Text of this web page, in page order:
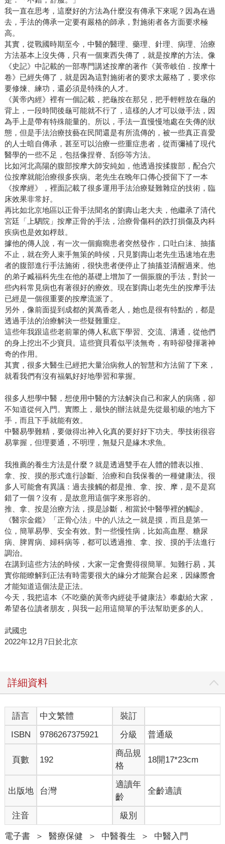
我一直在思考，這麼好的方法為什麼沒有傳承下來呢？因為在過
去，手法的傳承一定要有嚴格的師承，對施術者各方面要求極
高。
其實，從戰國時期至今，中醫的醫理、藥理、針理、病理、治療
方法基本上沒失傳，只有一個東西失傳了，就是按摩的方法。像
《史記》中記載的一部專門講述按摩的著作《黃帝岐伯．按摩十
卷》已經失傳了，就是因為這對施術者的要求太嚴格了，要求你
要修煉、練功，還必須是特殊的人才。
《黃帝內經》裡有一個記載，把龜按在那兒，把手輕輕放在龜的
背上，一段時間後龜可能就不行了，這樣的人才可以做手法，因
為手上是帶有特殊能量的。所以，手法一直慢慢地處在失傳的狀
態，但是手法治療技藝在民間還是有所流傳的，被一些真正喜愛
的人士暗自傳承，甚至可以治療一些重症患者，從而彌補了現代
醫學的一些不足，包括像捏脊、刮痧等方法。
比如河北高陽的腹部按摩大師安純如，他透過按揉腹部，配合穴
位按摩就能治療很多疾病。老先生在晚年口傳心授留下了一本
《按摩經》，裡面記載了很多運用手法治療疑難雜症的技術，臨
床效果非常好。
再比如北京地區以正骨手法聞名的劉壽山老大夫，他繼承了清代
宮廷「上駟院」按摩正骨的手法，治療骨傷科的跌打損傷及內科
疾病也是效如桴鼓。
據他的傳人說，有一次一個癲癇患者突然發作，口吐白沫、抽搐
不止，就在旁人束手無策的時候，只見劉壽山老先生迅速地在患
者的腹部進行手法施術，很快患者便停止了抽搐並清醒過來。他
的弟子臧福科先生在他的基礎上增加了一個振腹的手法，對於一
些內科常見病也有著很好的療效。現在劉壽山老先生的按摩手法
已經是一個很重要的按摩流派了。
另外，像前面提到成都的黃萬香老人，她也是很有特點的，都是
透過手法的治療解決一些疑難重症。
這些年我跟這些老前輩的傳人私底下學習、交流、溝通，從他們
的身上挖出不少寶貝。這些寶貝看似平淡無奇，有時卻發揮著神
奇的作用。
其實，很多大醫生已經把大量治病救人的智慧和方法留了下來，
就看我們有沒有福氣好好地學習和掌握。
很多人想學中醫，想使用中醫的方法解決自己和家人的病痛，卻
不知道從何入門。實際上，最快的辦法就是先從最初級的地方下
手，而且下手就能有效。
中醫易學難精，要做得出神入化真的要好好下功夫。學技術很容
易掌握，但理要通，不明理，無疑只是緣木求魚。
我推薦的養生方法是什麼？就是透過雙手在人體的體表以推、
拿、按、摸的形式進行診斷、治療和自我保養的一種健康法。很
多人可能會有異議：過去接觸的都是推、拿、按、摩，是不是寫
錯了一個？沒有，是故意用這個字來形容的。
推、拿、按是治療方法，摸是診斷，相當於中醫學裡的觸診。
《醫宗金鑑》「正骨心法」中的八法之一就是摸，而且是第一
位，簡單易學、安全有效。對一些慢性病，比如高血壓、糖尿
病、脾胃病、婦科病等，都可以透過推、拿、按、摸的手法進行
調治。
在講到這些方法的時候，大家一定會覺得很簡單。知難行易，其
實你能瞭解到正法有時需要很大的緣分才能聚合起來，因緣際會
才能知道這個法是正法。
今天，我把這本《不吃藥的黃帝內經徒手健康法》奉獻給大家，
希望各位讀者朋友，與我一起用這簡單的手法幫助更多的人。
武國忠
2022年12月7日於北京
詳細資料
語言 中文繁體
裝訂
ISBN
9786267375921 分級 普通級
頁數 192
商品規
格
18開17*23cm
出版地 台灣
適讀年
齡
全齡適讀
注音 級別
電子書 ＞ 醫療保健 ＞ 中醫養生 ＞ 中醫入門